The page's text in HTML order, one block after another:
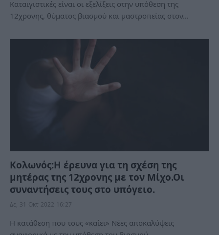
Καταιγιστικές είναι οι εξελίξεις στην υπόθεση της
12χρονης, θύματος βιασμού και μαστροπείας στον…
Κολωνός:Η έρευνα για τη σχέση της
μητέρας της 12χρονης με τον Μίχο.Οι
συναντήσεις τους στο υπόγειο.
Δε, 31 Οκτ 2022 16:27
Η κατάθεση που τους «καίει» Νέες αποκαλύψεις